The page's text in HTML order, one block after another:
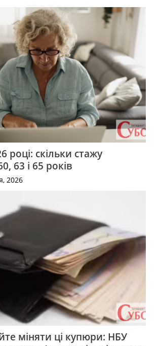
році: скільки стажу
63 і 65 років
2026
міняти ці купюри: НБУ